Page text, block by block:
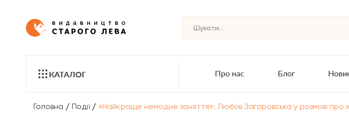
КАТАЛОГ Про нас Блог
Головна / Події / «Найкраще немодне заняття»: Любов Загоровська у розмові про